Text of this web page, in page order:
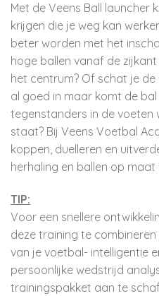
Met de Veens Ball launcher
krijgen die je weg kan
beter worden met het
hoge ballen vanaf de
het centrum? Of schat je
al goed in maar komt de
tegenstanders in de voeten
staat? Bij Veens Voetbal
koppen, duelleren en
herhaling en ballen op maat
TIP:
Voor een snellere
deze training te
van je voetbal- intelligentie
persoonlijke wedstrijd
trainingspakket aan te